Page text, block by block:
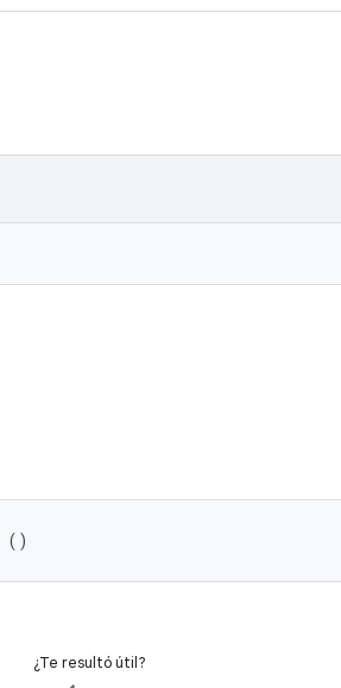
()
¿Te resultó útil?